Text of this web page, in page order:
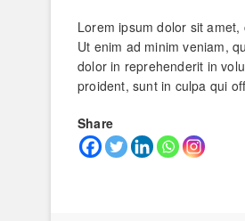
Lorem ipsum dolor sit
Ut enim ad minim veniam,
dolor in reprehenderit in
proident, sunt in culpa qui
Share